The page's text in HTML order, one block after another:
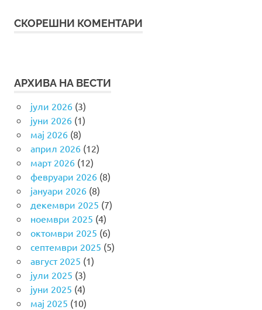
СКОРЕШНИ КОМЕНТАРИ
АРХИВА НА ВЕСТИ
јули 2026(3)
јуни 2026(1)
мај 2026(8)
април 2026(12)
март 2026(12)
февруари 2026(8)
јануари 2026(8)
декември 2025 (7)
ноември 2025 (4)
октомври 2025 (6)
септември 2025 (5)
август 2025 (1)
јули 2025 (3)
јуни 2025 (4)
мај 2025 (10)